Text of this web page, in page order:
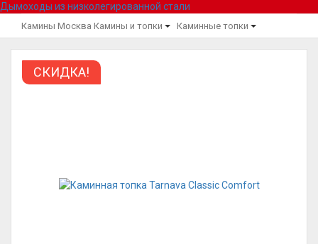
Дымоходы из низколегированной стали
Камины Москва Камины и топки Каминные топки
СКИДКА!